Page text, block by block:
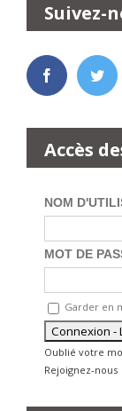
Suivez-
Accès
NOM
MOT DE
Garder en
Oublié votre
Rejoignez-nous